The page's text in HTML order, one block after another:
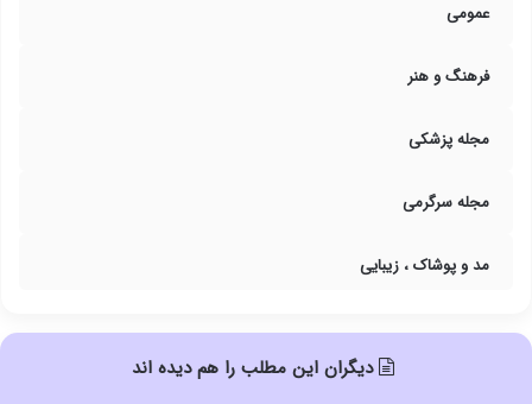
عمومی
فرهنگ و هنر
مجله پزشکی
مجله سرگرمی
مد و پوشاک ، زیبایی
دیگران این مطلب را هم دیده اند